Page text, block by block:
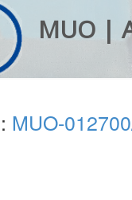
MUO |
MUO-